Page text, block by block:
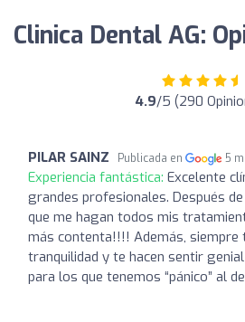
Clinica Dental AG:
4.9/5 (290
PILAR SAINZ Publicada en 5
Experiencia fantástica: Excelente
grandes profesionales. Después
que me hagan todos mis
más contenta!!!! Además, siempre
tranquilidad y te hacen sentir
para los que tenemos “pánico” al